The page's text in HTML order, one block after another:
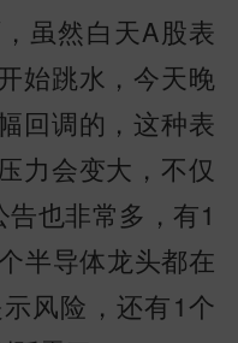
虽然白天A股表
始跳水，今天晚
回调的，这种表
力会变大，不仅
也非常多，有1
半导体龙头都在
风险，还有1个